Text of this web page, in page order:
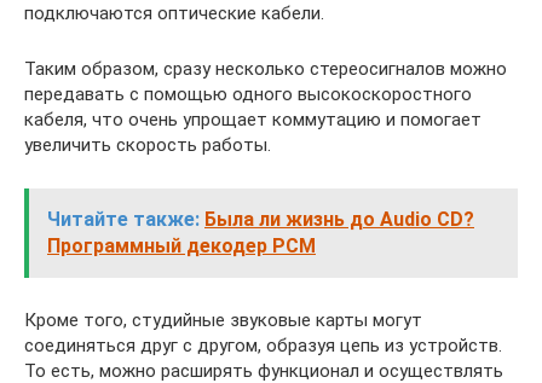
подключаются оптические кабели.
Таким образом, сразу несколько стереосигналов можно
передавать с помощью одного высокоскоростного
кабеля, что очень упрощает коммутацию и помогает
увеличить скорость работы.
Читайте также: Была ли жизнь до Audio CD?
Программный декодер PCM
Кроме того, студийные звуковые карты могут
соединяться друг с другом, образуя цепь из устройств.
То есть, можно расширять функционал и осуществлять